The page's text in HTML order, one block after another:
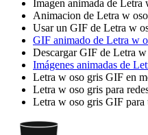
Imagen animada de Letra
Animacion de Letra w
Usar un GIF de Letra w
GIF animado de Letra w
Descargar GIF de Letra
Imágenes animadas de
Letra w oso gris GIF en
Letra w oso gris para
Letra w oso gris GIF para